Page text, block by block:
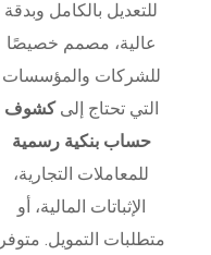
للتعديل بالكامل وبدقة
عالية، مصمم خصيصًا
للشركات والمؤسسات
التي تحتاج إلىكشوف
حساب بنكية رسمية
للمعاملات التجارية،
الإثباتات المالية، أو
متطلبات التمويل. متوفر